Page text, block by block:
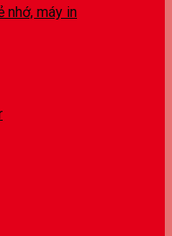
nhớ, máy in